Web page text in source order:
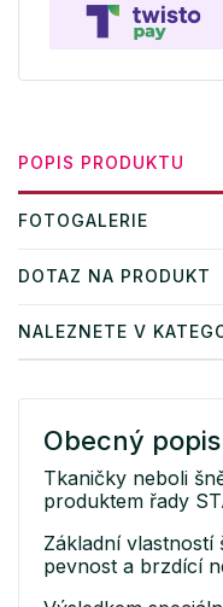
POPIS PRODUKTU
FOTOGALERIE
DOTAZ NA PRODUKT
NALEZNETE V
Obecný popis
Tkaničky neboli
produktem řady
Základní vlastností
pevnost a brzdící